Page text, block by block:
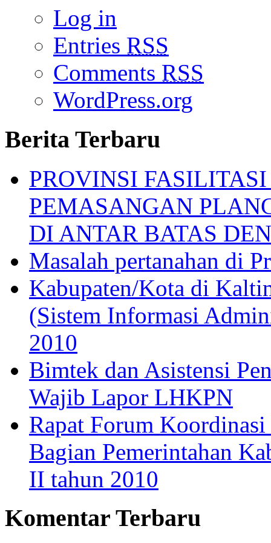
Log in
Entries RSS
Comments RSS
WordPress.org
Berita Terbaru
PROVINSI
PEMASANGAN
DI ANTAR BATAS
Masalah pertanahan di
Kabupaten/Kota di
(Sistem Informasi
2010
Bimtek dan Asistensi
Wajib Lapor LHKPN
Rapat Forum
Bagian Pemerintahan
II tahun 2010
Komentar Terbaru